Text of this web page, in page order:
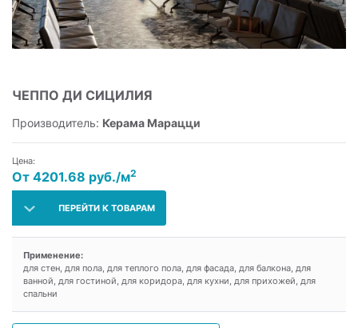
ЧЕППО ДИ СИЦИЛИЯ
Производитель: Керама Марацци
Цена:
От 4201.68 руб./м2
ПЕРЕЙТИ К ТОВАРАМ
Применение:
для стен, для пола, для теплого пола, для фасада, для балкона, для
ванной, для гостиной, для коридора, для кухни, для прихожей, для
спальни